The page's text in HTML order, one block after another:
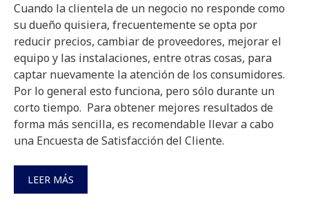
Cuando la clientela de un negocio no responde como
su dueño quisiera, frecuentemente se opta por
reducir precios, cambiar de proveedores, mejorar el
equipo y las instalaciones, entre otras cosas, para
captar nuevamente la atención de los consumidores.
Por lo general esto funciona, pero sólo durante un
corto tiempo. Para obtener mejores resultados de
forma más sencilla, es recomendable llevar a cabo
una Encuesta de Satisfacción del Cliente.
LEER MÁS